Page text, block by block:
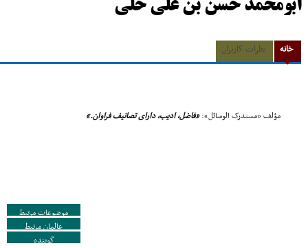
ابومحمد حسن بن علی حلی
خانه نظرات کاربران
مؤلف «مستدرک الوسائل»:«فاضل، ادیب، داراى تصانیف فراوان.»
موضوعات مرتبط
عالمان مرتبط
گوینده